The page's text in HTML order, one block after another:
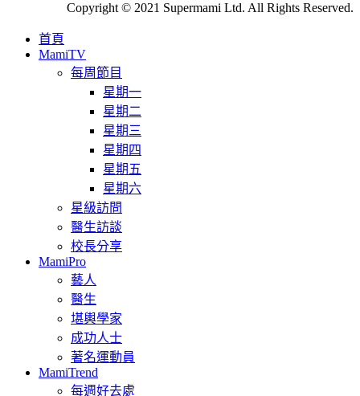
Copyright © 2021 Supermami Ltd. All Rights Reserved.
首頁
MamiTV
每周節目
星期一
星期二
星期三
星期四
星期五
星期六
星級訪問
醫生訪談
校長分享
MamiPro
藝人
醫生
堪輿學家
成功人士
著名運動員
MamiTrend
每週好去處